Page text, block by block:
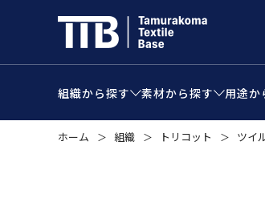
組織から探す 素材から探す 用途か
ホーム ＞ 組織 ＞ トリコット ＞ ツイ